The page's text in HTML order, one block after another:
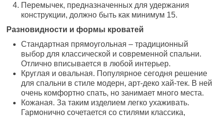
Перемычек, предназначенных для удержания
конструкции, должно быть как минимум 15.
Разновидности и формы кроватей
Стандартная прямоугольная – традиционный
выбор для классической и современной спальни.
Отлично вписывается в любой интерьер.
Круглая и овальная. Популярное сегодня решение
для спальни в стиле модерн, арт-деко хай-тек. В ней
очень комфортно спать, но занимает много места.
Кожаная. За таким изделием легко ухаживать.
Гармонично сочетается со стилями классика,